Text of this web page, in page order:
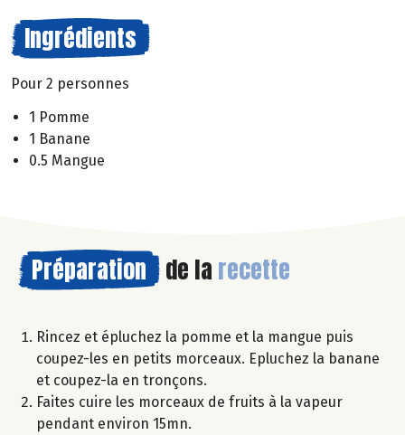
Ingrédients
Pour 2 personnes
1 Pomme
1 Banane
0.5 Mangue
Préparation de la recette
Rincez et épluchez la pomme et la mangue puis
coupez-les en petits morceaux. Epluchez la banane
et coupez-la en tronçons.
Faites cuire les morceaux de fruits à la vapeur
pendant environ 15mn.